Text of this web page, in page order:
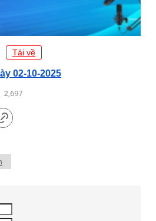
Tải về
02-10-2025
2,697